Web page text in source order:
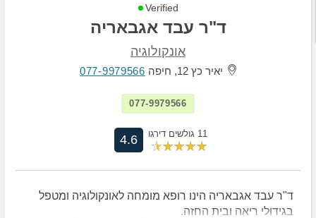
Verified
ד"ר עבד אגבאריה
אונקולוגיה
יאיר כץ 12, חיפה 077-9979566
077-9979566
11 גולשים דירגו 4.6
ד"ר עבד אגבאריה הינו רופא מומחה לאונקולוגיה ומטפל
בגידולי ריאה ובית החזה.